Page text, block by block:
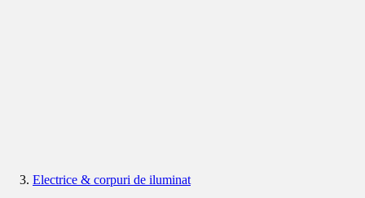
Electrice & corpuri de iluminat